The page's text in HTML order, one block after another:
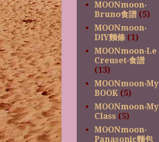
MOONmoon‧
Bruno食譜 (5)
MOONmoon‧
DIY麵條 (1)
MOONmoon‧Le
Creuset‧食譜
(13)
MOONmoon‧My
BOOK (5)
MOONmoon‧My
Class (5)
MOONmoon‧
Panasonic麵包